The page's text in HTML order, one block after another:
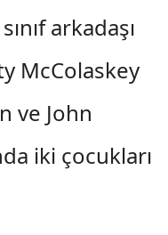
arkadaşı
McColaskey
ve John
iki çocukları